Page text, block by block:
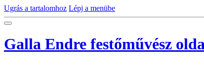
Ugrás a tartalomhoz Lépj a menübe
Galla Endre festőművész